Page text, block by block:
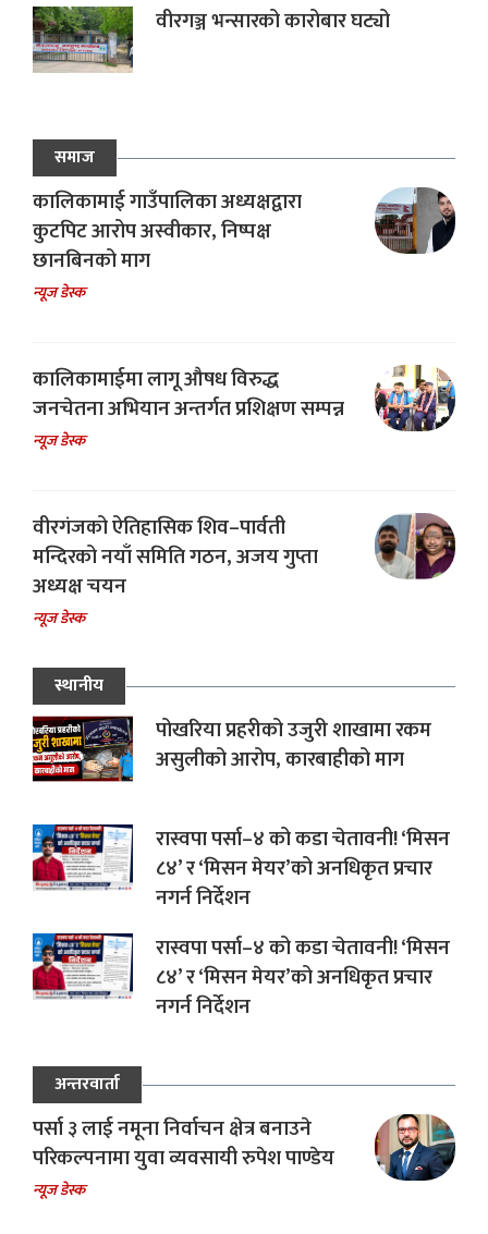
वीरगञ्ज भन्सारको कारोबार घट्यो
समाज
कालिकामाई गाउँपालिका अध्यक्षद्वारा
कुटपिट आरोप अस्वीकार, निष्पक्ष
छानबिनको माग
न्यूज डेस्क
कालिकामाईमा लागू औषध विरुद्ध
जनचेतना अभियान अन्तर्गत प्रशिक्षण सम्पन्न
न्यूज डेस्क
वीरगंजको ऐतिहासिक शिव–पार्वती
मन्दिरको नयाँ समिति गठन, अजय गुप्ता
अध्यक्ष चयन
न्यूज डेस्क
स्थानीय
पोखरिया प्रहरीको उजुरी शाखामा रकम
असुलीको आरोप, कारबाहीको माग
रास्वपा पर्सा–४ को कडा चेतावनी! ‘मिसन
८४’ र ‘मिसन मेयर’को अनधिकृत प्रचार
नगर्न निर्देशन
रास्वपा पर्सा–४ को कडा चेतावनी! ‘मिसन
८४’ र ‘मिसन मेयर’को अनधिकृत प्रचार
नगर्न निर्देशन
अन्तरवार्ता
पर्सा ३ लाई नमूना निर्वाचन क्षेत्र बनाउने
परिकल्पनामा युवा व्यवसायी रुपेश पाण्डेय
न्यूज डेस्क